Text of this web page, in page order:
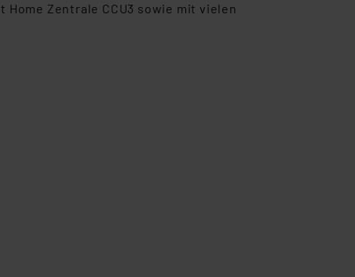
Zentrale CCU3 sowie mit vielen